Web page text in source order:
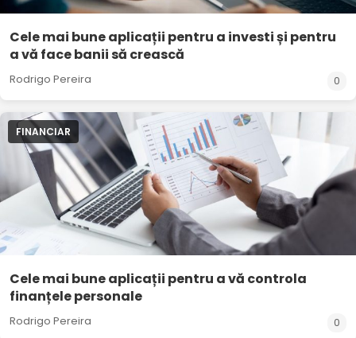
Cele mai bune aplicații pentru a investi și pentru
a vă face banii să crească
Rodrigo Pereira 0
FINANCIAR
Cele mai bune aplicații pentru a vă controla
finanțele personale
Rodrigo Pereira 0